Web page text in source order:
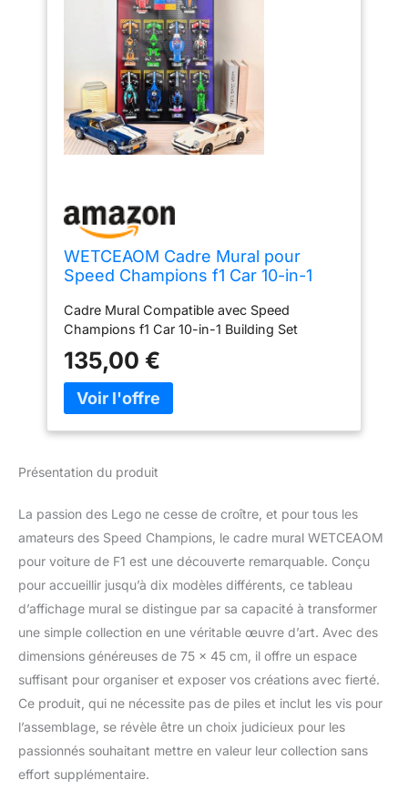
WETCEAOM Cadre Mural pour
Speed Champions f1 Car 10-in-1
Mural pour
77242,77251,77243,77244,77246
77245 77249 etc, Taille : 75x45 cm
(sans modèle)
Cadre Mural Compatible avec Speed
Champions f1 Car 10-in-1 Building Set
135,00 €
Présentation du produit
La passion des Lego ne cesse de croître, et pour tous les
amateurs des Speed Champions, le cadre mural WETCEAOM
pour voiture de F1 est une découverte remarquable. Conçu
pour accueillir jusqu’à dix modèles différents, ce tableau
d’affichage mural se distingue par sa capacité à transformer
une simple collection en une véritable œuvre d’art. Avec des
dimensions généreuses de 75 x 45 cm, il offre un espace
suffisant pour organiser et exposer vos créations avec fierté.
Ce produit, qui ne nécessite pas de piles et inclut les vis pour
l’assemblage, se révèle être un choix judicieux pour les
passionnés souhaitant mettre en valeur leur collection sans
effort supplémentaire.